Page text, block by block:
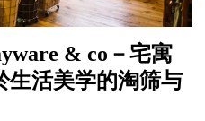
& co－宅寓
活美学的淘筛与